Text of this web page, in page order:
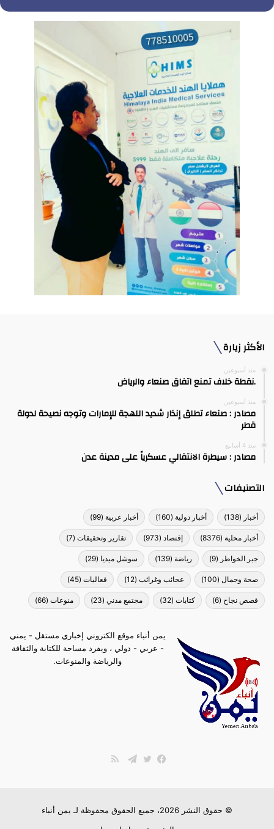
الأكثر زيارة
منذ أسبوعين
.نقطة خلاف تمنع اتفاق صنعاء والرياض
منذ أسبوعين
مصادر : صنعاء تطلق إنذار شديد اللهجة للإمارات وتوجه نصيحة لدولة
قطر
منذ 4 أسابيع
مصادر : سيطرة الانتقالي عسكرياً على مدينة عدن
التصنيفات
أخبار (138) أخبار دولية (160) أخبار عربية (99)
أخبار محلية (8376) إقتصاد (973) تقارير وتحقيقات (7)
جبر الخواطر (9) رياضة (139) سوشل ميديا (29)
صحة وجمال (100) عجائب وغرائب (12) فعاليات (45)
قصص نجاح (6) كتابات (32) مجتمع مدني (23) منوعات (66)
يمن أنباء موقع الكتروني إخباري مستقل - يمني
- عربي - دولي ، ويفرد مساحة للكتابة والثقافة
والرياضة والمنوعات.
© حقوق النشر 2026، جميع الحقوق محفوظة لـ
يمن أنباء